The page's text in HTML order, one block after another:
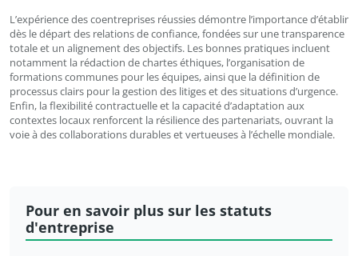
L’expérience des coentreprises réussies démontre l’importance d’établir
dès le départ des relations de confiance, fondées sur une transparence
totale et un alignement des objectifs. Les bonnes pratiques incluent
notamment la rédaction de chartes éthiques, l’organisation de
formations communes pour les équipes, ainsi que la définition de
processus clairs pour la gestion des litiges et des situations d’urgence.
Enfin, la flexibilité contractuelle et la capacité d’adaptation aux
contextes locaux renforcent la résilience des partenariats, ouvrant la
voie à des collaborations durables et vertueuses à l’échelle mondiale.
Pour en savoir plus sur les statuts
d'entreprise